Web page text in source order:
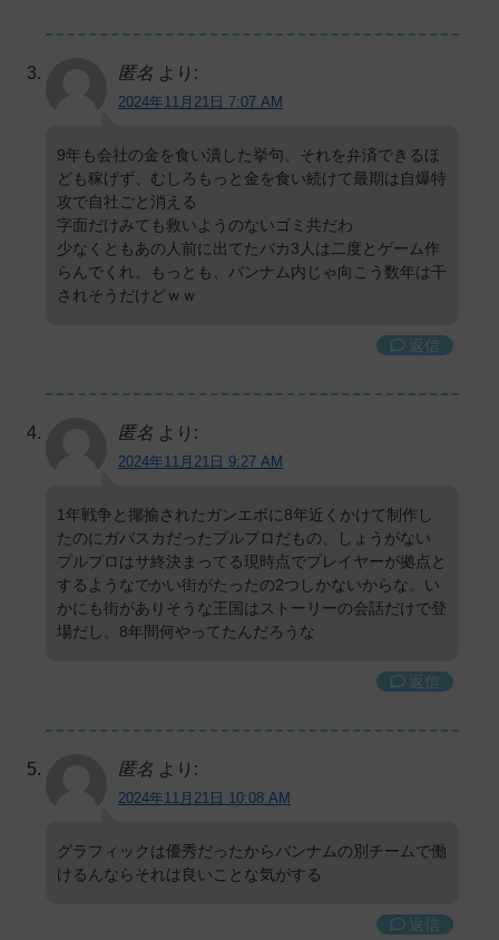
匿名 より:
2024年11月21日 7:07 AM
9年も会社の金を食い潰した挙句、それを弁済できるほ
ども稼げず、むしろもっと金を食い続けて最期は自爆特
攻で自社ごと消える
字面だけみても救いようのないゴミ共だわ
少なくともあの人前に出てたバカ3人は二度とゲーム作
らんでくれ。もっとも、バンナム内じゃ向こう数年は干
されそうだけどｗｗ
返信
匿名 より:
2024年11月21日 9:27 AM
1年戦争と揶揄されたガンエボに8年近くかけて制作し
たのにガバスカだったプルプロだもの、しょうがない
プルプロはサ終決まってる現時点でプレイヤーが拠点と
するようなでかい街がたったの2つしかないからな。い
かにも街がありそうな王国はストーリーの会話だけで登
場だし。8年間何やってたんだろうな
返信
匿名 より:
2024年11月21日 10:08 AM
グラフィックは優秀だったからバンナムの別チームで働
けるんならそれは良いことな気がする
返信